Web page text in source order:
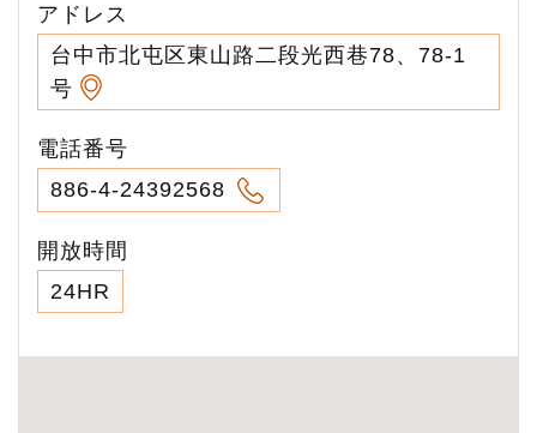
アドレス
台中市北屯区東山路二段光西巷78、78-1
号
電話番号
886-4-24392568
開放時間
24HR